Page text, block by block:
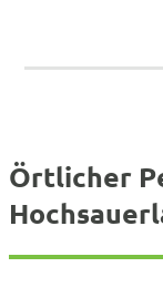
Örtlicher